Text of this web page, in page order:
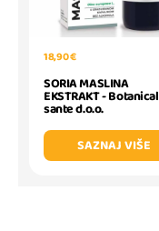
18,90 €
SORIA MASLINA
EKSTRAKT - Botanical
sante d.o.o.
SAZNAJ VIŠE